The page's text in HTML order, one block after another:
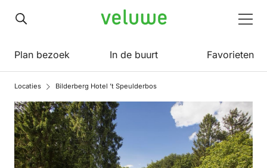
Veluwe
Plan bezoek In de buurt Favorieten
Locaties Bilderberg Hotel ’t Speulderbos